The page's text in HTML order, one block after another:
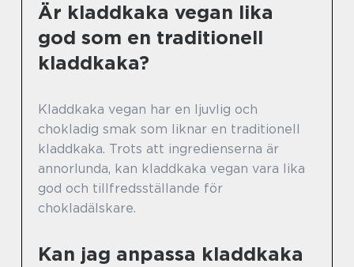
Är kladdkaka vegan lika
god som en traditionell
kladdkaka?
Kladdkaka vegan har en ljuvlig och
chokladig smak som liknar en traditionell
kladdkaka. Trots att ingredienserna är
annorlunda, kan kladdkaka vegan vara lika
god och tillfredsställande för
chokladälskare.
Kan jag anpassa kladdkaka